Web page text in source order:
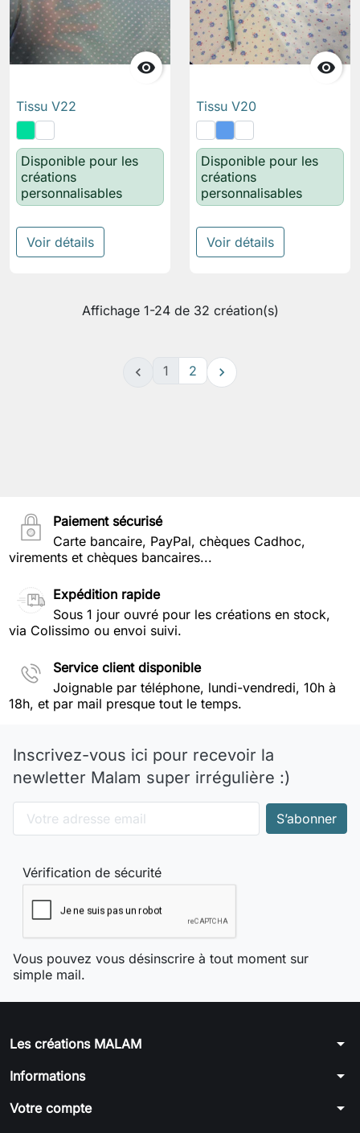

Tissu V22
Disponible pour les
créations
personnalisables
Voir détails

Tissu V20
Disponible pour les
créations
personnalisables
Voir détails
Affichage 1-24 de 32 création(s)
 1 2 
Paiement sécurisé
Carte bancaire, PayPal, chèques Cadhoc,
virements et chèques bancaires...
Expédition rapide
Sous 1 jour ouvré pour les créations en stock,
via Colissimo ou envoi suivi.
Service client disponible
Joignable par téléphone, lundi-vendredi, 10h à
18h, et par mail presque tout le temps.
Inscrivez-vous ici pour recevoir la
newletter Malam super irrégulière :)
Vérification de sécurité
Vous pouvez vous désinscrire à tout moment sur
simple mail.
Les créations MALAM arrow_drop_down
Informations arrow_drop_down
Votre compte arrow_drop_down